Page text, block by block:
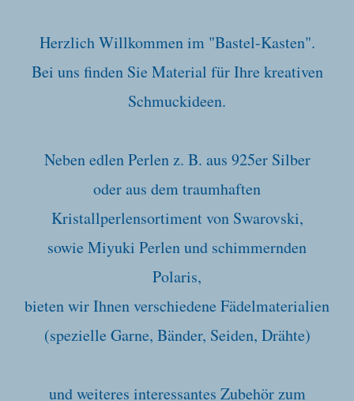
Herzlich Willkommen im "Bastel-Kasten".
Bei uns finden Sie Material für Ihre kreativen
Schmuckideen.
Neben edlen Perlen z. B. aus 925er Silber
oder aus dem traumhaften
Kristallperlensortiment von Swarovski,
sowie Miyuki Perlen und schimmernden
Polaris,
bieten wir Ihnen verschiedene Fädelmaterialien
(spezielle Garne, Bänder, Seiden, Drähte)
und weiteres interessantes Zubehör zum